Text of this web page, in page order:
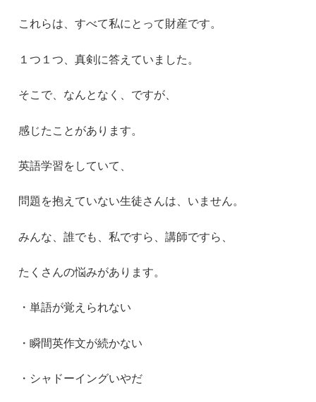
これらは、すべて私にとって財産です。
１つ１つ、真剣に答えていました。
そこで、なんとなく、ですが、
感じたことがあります。
英語学習をしていて、
問題を抱えていない生徒さんは、いません。
みんな、誰でも、私ですら、講師ですら、
たくさんの悩みがあります。
・単語が覚えられない
・瞬間英作文が続かない
・シャドーイングいやだ